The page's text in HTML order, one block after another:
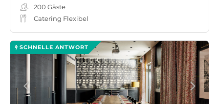
200 Gäste
Catering Flexibel
SCHNELLE ANTWORT